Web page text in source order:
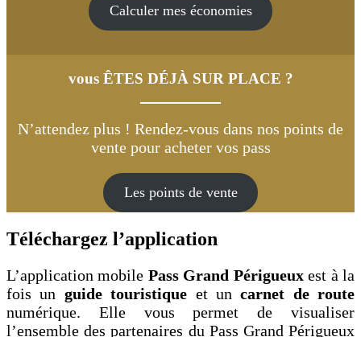
Calculer mes économies
vous ÊTES DÉJÀ SUR PLACE ?
N’attendez plus ! Rendez-vous dans nos points de
vente pour acheter vos pass
Les points de vente
Téléchargez l’application
L’application mobile Pass Grand Périgueuxest à la
fois un guide touristique et uncarnet de route
numérique. Elle vous permet de visualiser
l’ensemble des partenaires du Pass Grand Périgueux